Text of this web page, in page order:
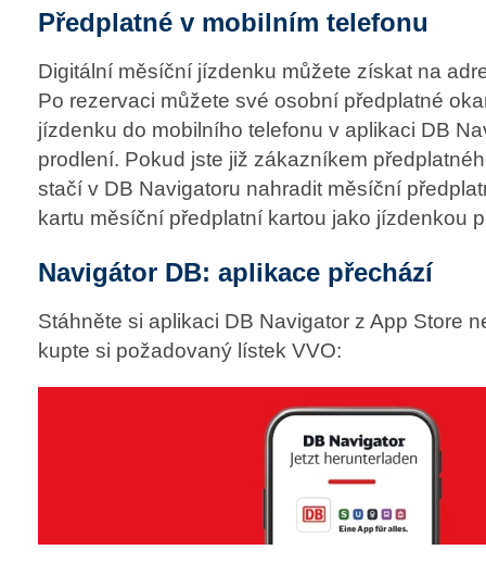
Předplatné v mobilním telefonu
Digitální měsíční jízdenku můžete získat na
Po rezervaci můžete své osobní předplatné
jízdenku do mobilního telefonu v aplikaci DB
prodlení. Pokud jste již zákazníkem
stačí v DB Navigatoru nahradit měsíční
kartu měsíční předplatní kartou jako jízdenkou
Navigátor DB: aplikace přechází
Stáhněte si aplikaci DB Navigator z App Store
kupte si požadovaný lístek VVO: